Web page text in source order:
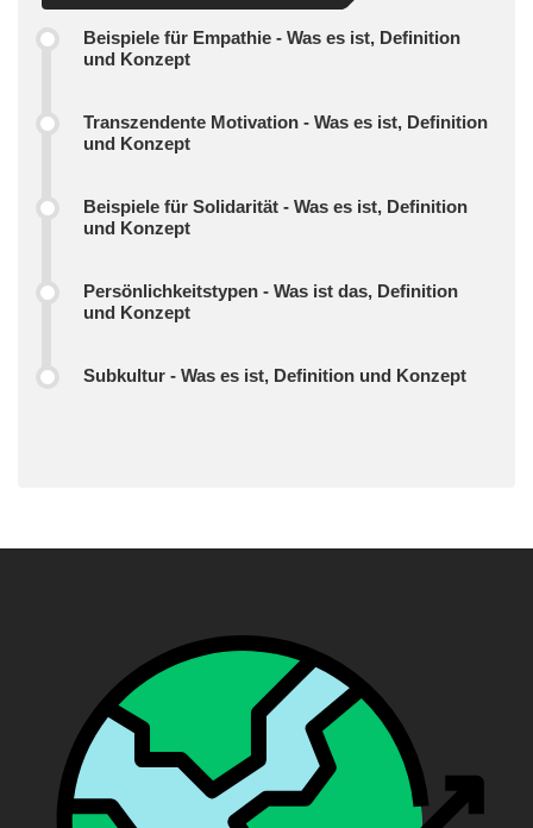
Beispiele für Empathie - Was es ist, Definition
und Konzept
Transzendente Motivation - Was es ist, Definition
und Konzept
Beispiele für Solidarität - Was es ist, Definition
und Konzept
Persönlichkeitstypen - Was ist das, Definition
und Konzept
Subkultur - Was es ist, Definition und Konzept